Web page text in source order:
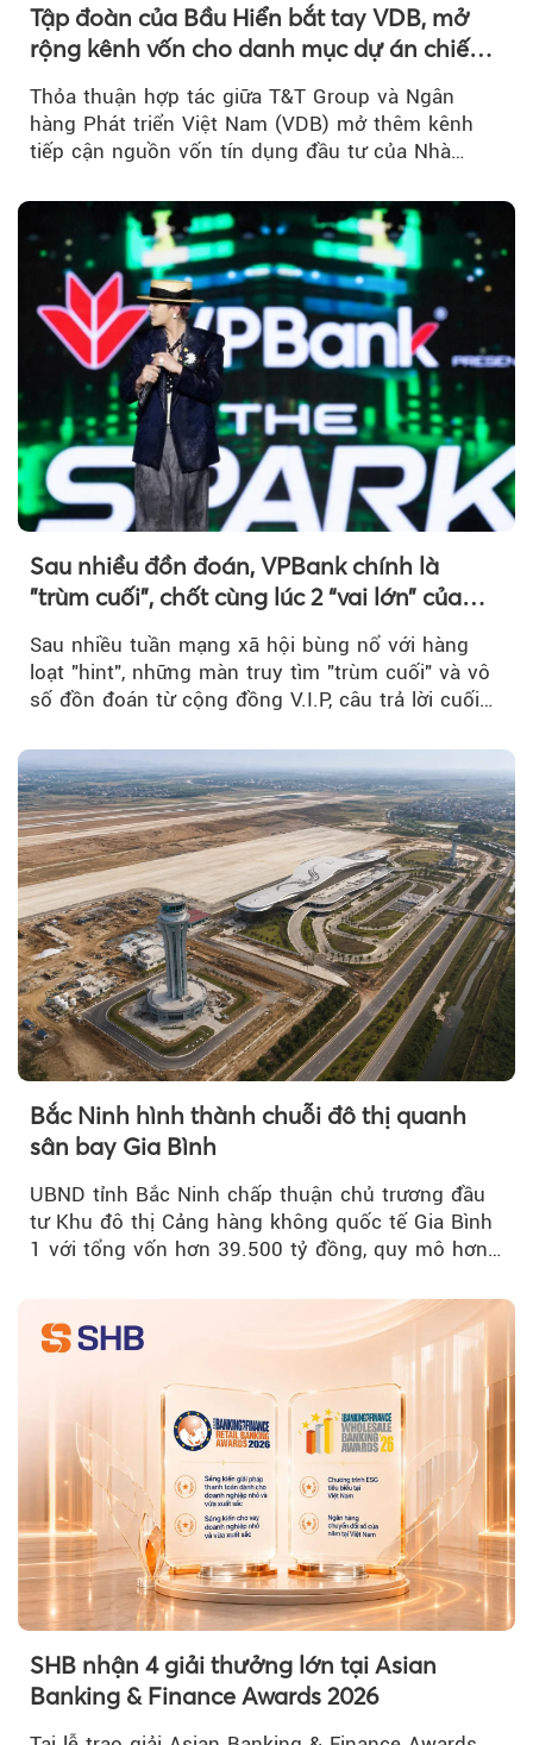
Tập đoàn của Bầu Hiển bắt tay VDB, mở
rộng kênh vốn cho danh mục dự án chiến
Thỏa thuận hợp tác giữa T&T Group và Ngân
hàng Phát triển Việt Nam (VDB) mở thêm kênh
tiếp cận nguồn vốn tín dụng đầu tư của Nhà
Sau nhiều đồn đoán, VPBank chính là
"trùm cuối", chốt cùng lúc 2 “vai lớn” của
BIGBANG World Tour tại Việt Nam
Sau nhiều tuần mạng xã hội bùng nổ với hàng
loạt "hint", những màn truy tìm "trùm cuối" và vô
số đồn đoán từ cộng đồng V.I.P, câu trả lời cuối
Bắc Ninh hình thành chuỗi đô thị quanh
sân bay Gia Bình
UBND tỉnh Bắc Ninh chấp thuận chủ trương đầu
tư Khu đô thị Cảng hàng không quốc tế Gia Bình
1 với tổng vốn hơn 39.500 tỷ đồng, quy mô hơn
SHB nhận 4 giải thưởng lớn tại Asian
Banking & Finance Awards 2026